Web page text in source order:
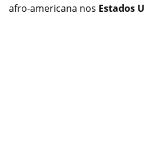
afro-americana nos Estados